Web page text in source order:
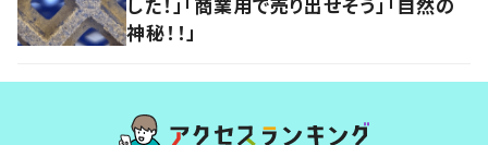
神秘！！」